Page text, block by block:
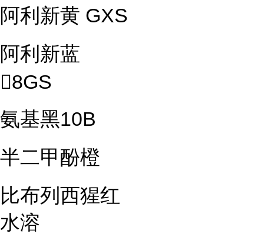
阿利新黄 GXS
阿利新蓝
8GS
氨基黑10B
半二甲酚橙
比布列西猩红
水溶